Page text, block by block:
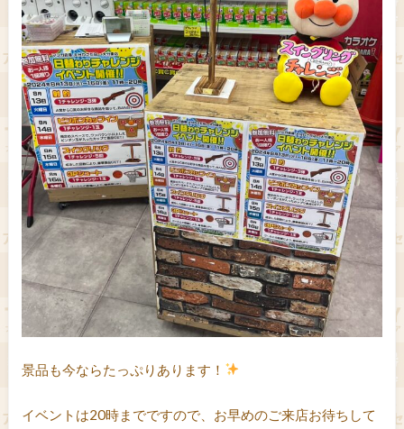
景品も今ならたっぷりあります！
イベントは20時までですので、お早めのご来店お待ちして